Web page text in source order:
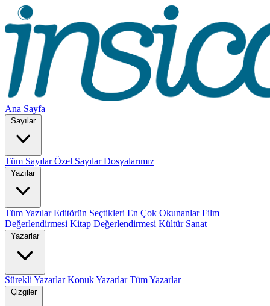
Ana Sayfa
Sayılar
Tüm SayılarÖzel SayılarDosyalarımız
Yazılar
Tüm YazılarEditörün Seçtikleri En Çok OkunanlarFilm
Değerlendirmesi Kitap Değerlendirmesi Kültür Sanat
Yazarlar
Sürekli YazarlarKonuk YazarlarTüm Yazarlar
Çizgiler